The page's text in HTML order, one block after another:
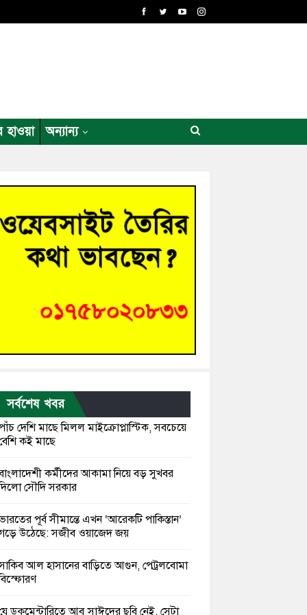
হাওয়া অন্যান্য
সর্বশেষ খবর
দেশি মাছে মিলল মাইক্রোপ্লাস্টিক, সবচেয়ে
কই মাছে
কর্মীদের আকামা নিয়ে বড় সুখবর
সৌদি সরকার
পূর্ব সীমান্তে এখন ‘আরেকটি পাকিস্তান’
উঠেছে: সজীব ওয়াজেদ জয়
আল হাসানের বাড়িতে আগুন, পেট্রলবোমা
ডকুমেন্টারিতে আবু সাঈদের ছবি নেই, সেটা